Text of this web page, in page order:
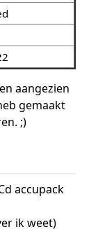
aangezien
gemaakt
;)
accupack
ik weet)